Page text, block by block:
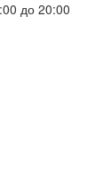
до 20:00